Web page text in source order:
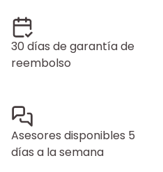
30 días de garantía de
reembolso
Asesores disponibles 5
días a la semana